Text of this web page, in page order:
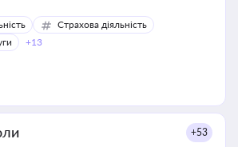
Страхова діяльність
+13
+53